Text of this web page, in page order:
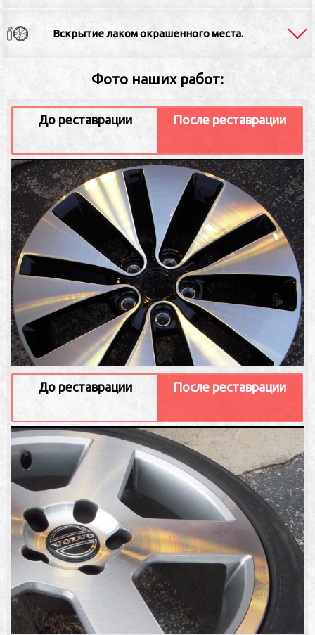
Вскрытие лаком окрашенного места.
Фото наших работ:
После реставрации
До реставрации
После реставрации
До реставрации